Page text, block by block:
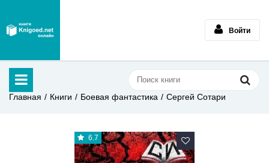
Войти
Главная Книги Боевая фантастика Сергей Сотари
6.7